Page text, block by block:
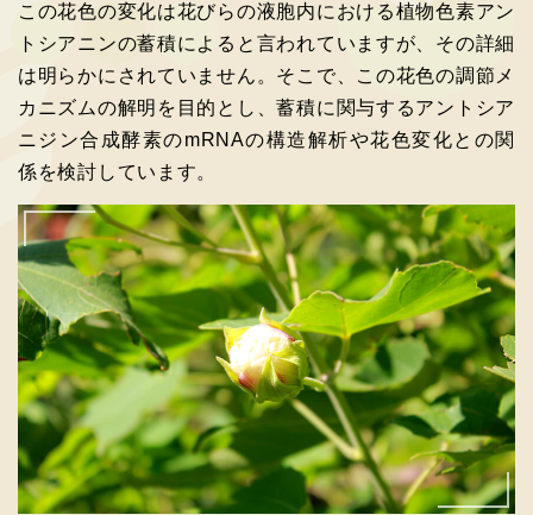
この花色の変化は花びらの液胞内における植物色素アン
トシアニンの蓄積によると言われていますが、その詳細
は明らかにされていません。そこで、この花色の調節メ
カニズムの解明を目的とし、蓄積に関与するアントシア
ニジン合成酵素のmRNAの構造解析や花色変化との関
係を検討しています。